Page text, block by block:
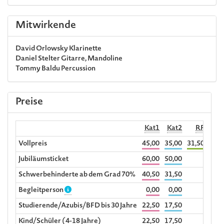
Mitwirkende
David OrlowskyKlarinette
Daniel StelterGitarre, Mandoline
Tommy BalduPercussion
Preise
Kat1 Kat2 RF
Vollpreis
45,00 35,00 31,50
Jubiläumsticket
60,00
50,00
Schwerbehinderte ab dem Grad 70%
40,50
31,50
Begleitperson
0,00
0,00
Studierende/Azubis/BFD bis 30 Jahre
22,50
17,50
Kind/Schüler (4-18 Jahre)
22,50 17,50